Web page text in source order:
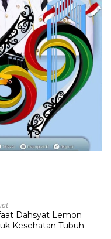
Dahsyat Lemon
Kesehatan Tubuh